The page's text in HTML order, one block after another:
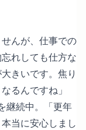
んが、仕事での
れしても仕方な
きいです。焦り
るんですね」
継続中。「更年
当に安心しまし